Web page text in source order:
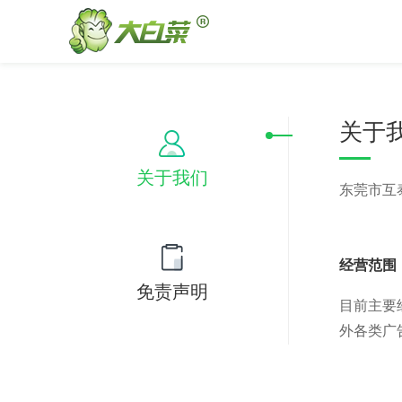
关于我们
免责声明
关于
东莞市互
经营范围
目前主
外各类广